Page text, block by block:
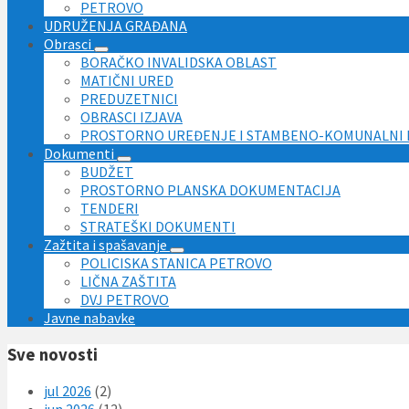
PETROVO
UDRUŽENJA GRAĐANA
Obrasci
BORAČKO INVALIDSKA OBLAST
MATIČNI URED
PREDUZETNICI
OBRASCI IZJAVA
PROSTORNO UREĐENJE I STAMBENO-KOMUNALNI
Dokumenti
BUDŽET
PROSTORNO PLANSKA DOKUMENTACIJA
TENDERI
STRATEŠKI DOKUMENTI
Zažtita i spašavanje
POLICISKA STANICA PETROVO
LIČNA ZAŠTITA
DVJ PETROVO
Javne nabavke
Sve novosti
jul 2026 (2)